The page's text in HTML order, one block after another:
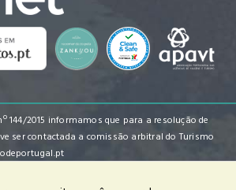
144/2015 informamos que para a resolução de
ser contactada a comissão arbitral do Turismo